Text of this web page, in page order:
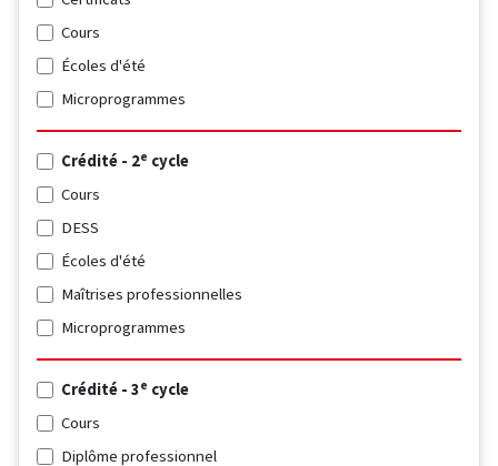
Cours
Écoles d'été
Microprogrammes
Crédité - 2e cycle
Cours
DESS
Écoles d'été
Maîtrises professionnelles
Microprogrammes
Crédité - 3e cycle
Cours
Diplôme professionnel